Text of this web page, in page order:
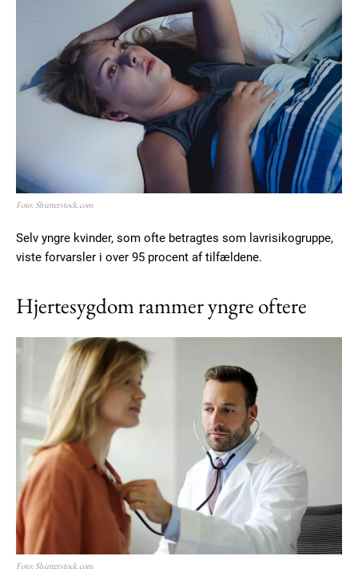
Foto: Shutterstock.com
Selv yngre kvinder, som ofte betragtes som lavrisikogruppe,
viste forvarsler i over 95 procent af tilfældene.
Hjertesygdom rammer yngre oftere
Foto: Shutterstock.com